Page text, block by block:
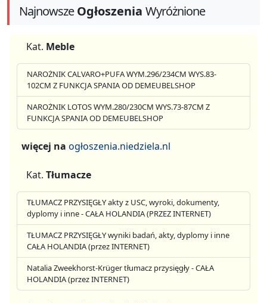
NajnowszeOgłoszenia Wyróżnione
Kat. Meble
NAROŻNIK CALVARO+PUFA WYM.296/234CM WYS.83-
102CM Z FUNKCJA SPANIA OD DEMEUBELSHOP
NAROŻNIK LOTOS WYM.280/230CM WYS.73-87CM Z
FUNKCJA SPANIA OD DEMEUBELSHOP
więcej na ogłoszenia.niedziela.nl
Kat. Tłumacze
TŁUMACZ PRZYSIĘGŁY akty z USC, wyroki, dokumenty,
dyplomy i inne - CAŁA HOLANDIA (PRZEZ INTERNET)
TŁUMACZ PRZYSIĘGŁY wyniki badań, akty, dyplomy i inne
CAŁA HOLANDIA (przez INTERNET)
Natalia Zweekhorst-Krüger tłumacz przysięgły - CAŁA
HOLANDIA (przez INTERNET)